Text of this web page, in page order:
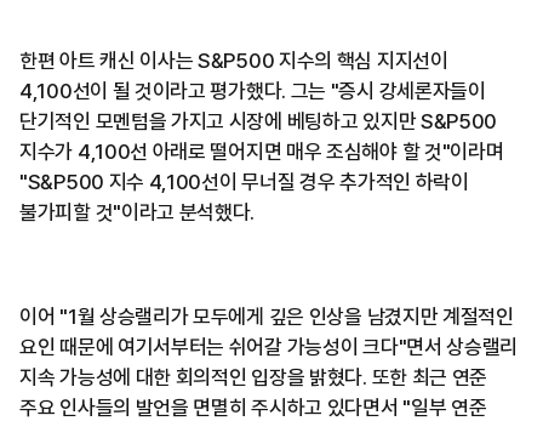
한편 아트 캐신 이사는 S&P500 지수의 핵심 지지선이
4,100선이 될 것이라고 평가했다. 그는 "증시 강세론자들이
단기적인 모멘텀을 가지고 시장에 베팅하고 있지만 S&P500
지수가 4,100선 아래로 떨어지면 매우 조심해야 할 것"이라며
"S&P500 지수 4,100선이 무너질 경우 추가적인 하락이
불가피할 것"이라고 분석했다.
이어 "1월 상승랠리가 모두에게 깊은 인상을 남겼지만 계절적인
요인 때문에 여기서부터는 쉬어갈 가능성이 크다"면서 상승랠리
지속 가능성에 대한 회의적인 입장을 밝혔다. 또한 최근 연준
주요 인사들의 발언을 면멸히 주시하고 있다면서 "일부 연준